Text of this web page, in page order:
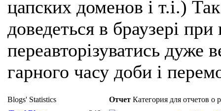
цапских доменов і т.і.)
доведеться в браузері
переавторізуватись
гарного часу доби і
Отчет Категория для отчетов о
Blogs' Statistics